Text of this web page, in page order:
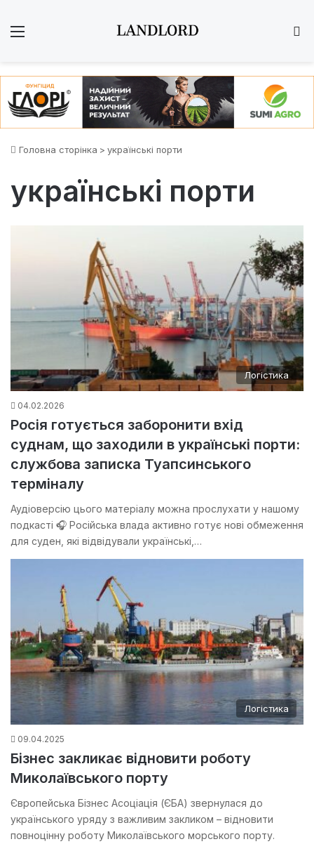
Головна сторінка > українські порти
українські порти
Логістика
04.02.2026
Росія готується заборонити вхід
суднам, що заходили в українські порти:
службова записка Туапсинського
терміналу
Аудіоверсію цього матеріалу можна прослухати у нашому
подкасті 🎧 Російська влада активно готує нові обмеження
для суден, які відвідували українські,…
Логістика
09.04.2025
Бізнес закликає відновити роботу
Миколаївського порту
Європейська Бізнес Асоціація (ЄБА) звернулася до
українського уряду з важливим закликом – відновити
повноцінну роботу Миколаївського морського порту.